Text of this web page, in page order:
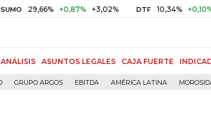
29,66% +0,87% +3,02% DTF 10,34% +0,10%
ANÁLISIS ASUNTOS LEGALES CAJA FUERTE
GRUPO ARGOS EBITDA AMÉRICA LATINA